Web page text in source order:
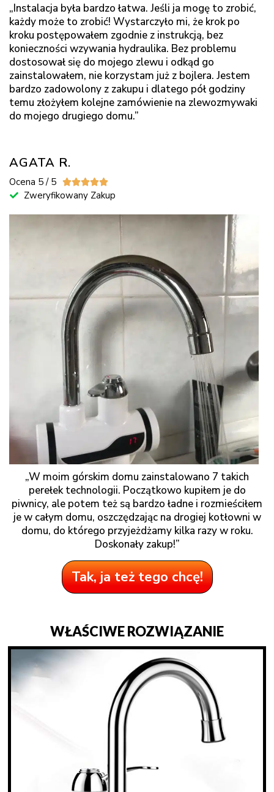
„Instalacja była bardzo łatwa. Jeśli ja mogę to zrobić,
każdy może to zrobić! Wystarczyło mi, że krok po
kroku postępowałem zgodnie z instrukcją, bez
konieczności wzywania hydraulika. Bez problemu
dostosował się do mojego zlewu i odkąd go
zainstalowałem, nie korzystam już z bojlera. Jestem
bardzo zadowolony z zakupu i dlatego pół godziny
temu złożyłem kolejne zamówienie na zlewozmywaki
do mojego drugiego domu.”
AGATA R.
Ocena 5 / 5 
Zweryfikowany Zakup
„W moim górskim domu zainstalowano 7 takich
perełek technologii. Początkowo kupiłem je do
piwnicy, ale potem też są bardzo ładne i rozmieściłem
je w całym domu, oszczędzając na drogiej kotłowni w
domu, do którego przyjeżdżamy kilka razy w roku.
Doskonały zakup!”
Tak, ja też tego chcę!
WŁAŚCIWE ROZWIĄZANIE